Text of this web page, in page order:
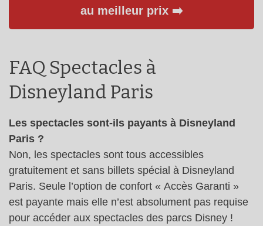
au meilleur prix ➡️
FAQ Spectacles à
Disneyland Paris
Les spectacles sont-ils payants à Disneyland
Paris ?
Non, les spectacles sont tous accessibles
gratuitement et sans billets spécial à Disneyland
Paris. Seule l’option de confort « Accès Garanti »
est payante mais elle n’est absolument pas requise
pour accéder aux spectacles des parcs Disney !